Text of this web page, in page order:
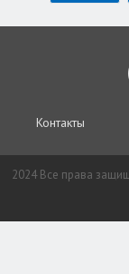
Контакты
2024 Все права